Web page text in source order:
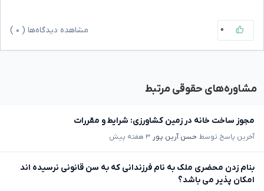
۰ مشاهده دیدگاه‌ها ( ۰
مشاوره‌های حقوقی مرتبط
مجوز ساخت خانه در زمین کشاورزی: شرایط و مقررات
آخرین پاسخ توسط حسن آرین پور ۳ هفته پیش
بنام زدن محضری ملک به نام فرزندانی که به سن قانونی نرسیده اند
امکان پذیر می باشد؟